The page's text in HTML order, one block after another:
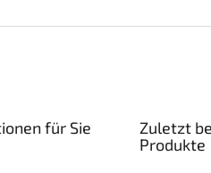
für Sie
Zuletzt
Produkte